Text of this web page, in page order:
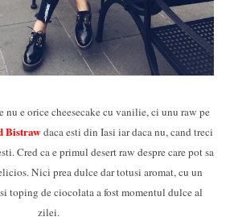
e orice cheesecake cu vanilie, ci unu raw pe
Bistrawdaca esti din Iasi iar daca nu, cand treci
Cred ca e primul desert raw despre care pot sa
Nici prea dulce dar totusi aromat, cu un
toping de ciocolata a fost momentul dulce al
zilei.